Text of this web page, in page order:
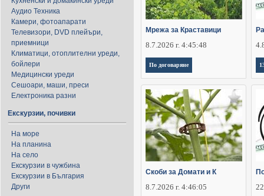
Аудио Техника
Камери, фотоапарати
Телевизори, DVD плейъри,
приемници
Климатици, отоплителни уреди,
бойлери
Медицински уреди
Сешоари, маши, преси
Електроника разни
Екскурзии, почивки
На море
На планина
На село
Екскурзии в чужбина
Екскурзии в България
Други
Мрежа за Краставици
8.7.2026 г. 4:45:48
По договаряне
Скоби за Домати и К
8.7.2026 г. 4:46:05